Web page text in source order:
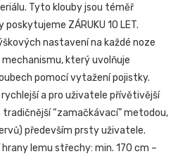
Tyto klouby jsou téměř
ZÁRUKU 10 LET.
nastavení na každé noze
který uvolňuje
pomocí vytažení pojistky.
a pro uživatele přívětivější
“zamačkávací” metodou,
především prsty uživatele.
lemu střechy: min. 170 cm –